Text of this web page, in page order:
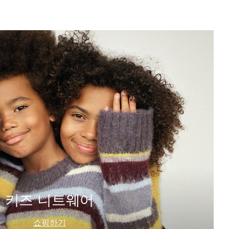
키즈 니트웨어
쇼핑하기